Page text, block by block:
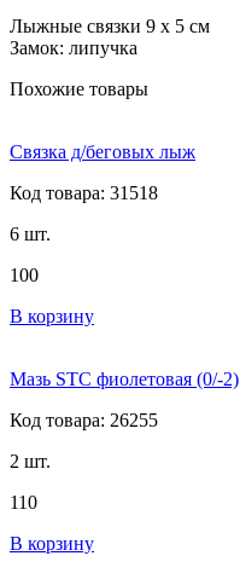
Лыжные связки 9 х 5 см
Замок: липучка
Похожие товары
Связка д/беговых лыж
Код товара: 31518
6 шт.
100
В корзину
Мазь STC фиолетовая (0/-2)
Код товара: 26255
2 шт.
110
В корзину